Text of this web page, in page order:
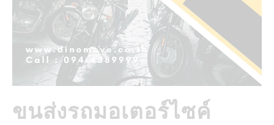
ขนส่งรถมอเตอร์ไซค์